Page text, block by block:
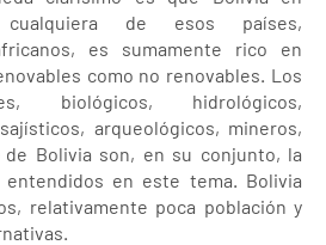
cualquiera de esos países,
es sumamente rico en
como no renovables. Los
biológicos, hidrológicos,
arqueológicos, mineros,
Bolivia son, en su conjunto, la
en este tema. Bolivia
relativamente poca población y